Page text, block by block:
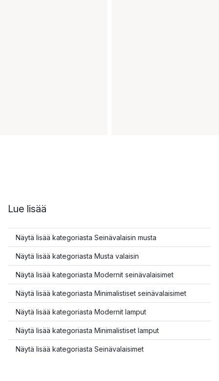
Lue lisää
Näytä lisää kategoriasta Seinävalaisin musta
Näytä lisää kategoriasta Musta valaisin
Näytä lisää kategoriasta Modernit seinävalaisimet
Näytä lisää kategoriasta Minimalistiset seinävalaisimet
Näytä lisää kategoriasta Modernit lamput
Näytä lisää kategoriasta Minimalistiset lamput
Näytä lisää kategoriasta Seinävalaisimet